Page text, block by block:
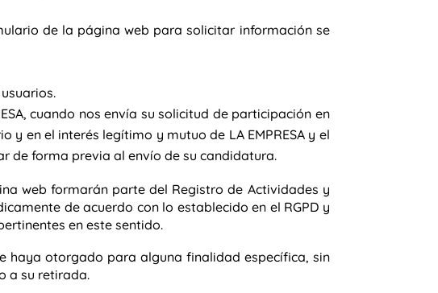
de la página web para solicitar información se
cuando nos envía su solicitud de participación en
en el interés legítimo y mutuo de LA EMPRESA y el
de forma previa al envío de su candidatura.
web formarán parte del Registro de Actividades y
de acuerdo con lo establecido en el RGPD y
en este sentido.
haya otorgado para alguna finalidad específica, sin
a su retirada.